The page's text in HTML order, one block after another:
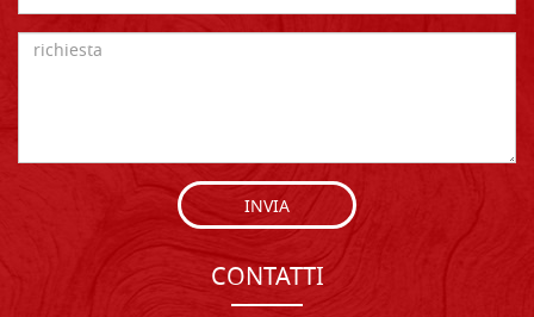
INVIA
CONTATTI